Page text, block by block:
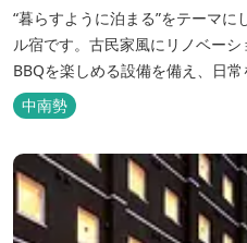
“暮らすように泊まる”をテーマ
ル宿です。古民家風にリノベー
BBQを楽しめる設備を備え、日
が広がります。ペット同伴も可能
るのも魅力です。 【営業時間】 チェックイン 15：00（早めのチ
ェックインご希望は予約時に要
【定...
中南勢